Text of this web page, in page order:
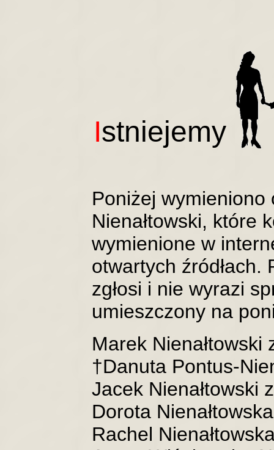
Istniejemy
Poniżej wymieniono
Nienałtowski, które
wymienione w
otwartych źródłach.
zgłosi i nie wyrazi
umieszczony na
Marek Nienałtowski
†Danuta Pontus-
Jacek Nienałtowski
Dorota
Rachel